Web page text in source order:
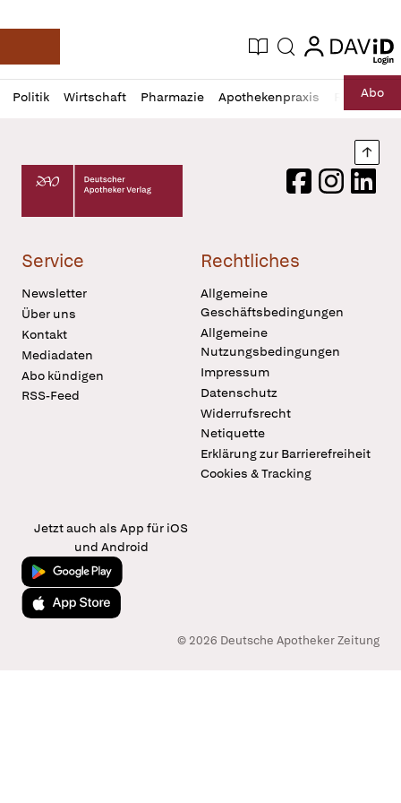
Deutsche Apotheker Zeitung
Aktuelle Ausgabe
Suche login
login
Politik Wirtschaft Pharmazie Apothekenpraxis RechtAbo
Profil
öffnen
Daz
Pur
Deutscher Apotheker Verlag Logo
FacebookInstagram
Service
Newsletter
Über uns
Kontakt
Mediadaten
Abo kündigen
RSS-Feed
Rechtliches
Allgemeine
Geschäftsbedingungen
Allgemeine
Nutzungsbedingungen
Impressum
Datenschutz
Widerrufsrecht
Netiquette
Erklärung zur Barrierefreiheit
Cookies & Tracking
Jetzt auch als App für iOS
und Android
Jetzt bei Google Play
Laden im App Store
© 2026 Deutsche Apotheker Zeitung